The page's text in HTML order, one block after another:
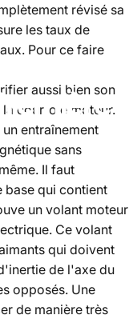
révisé sa
les taux de
Pour ce faire
aussi bien son
courroie moteur.
entraînement
sans
Il faut
base qui contient
un volant moteur
Ce volant
qui doivent
de l'axe du
opposés. Une
de manière très